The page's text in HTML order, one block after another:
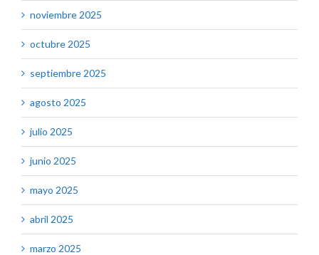
noviembre 2025
octubre 2025
septiembre 2025
agosto 2025
julio 2025
junio 2025
mayo 2025
abril 2025
marzo 2025